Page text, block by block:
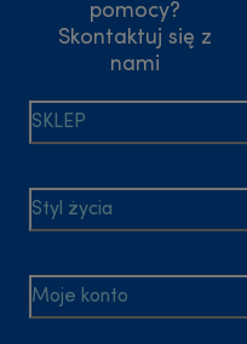
pomocy?
Skontaktuj się z
nami
SKLEP
Styl życia
Moje konto